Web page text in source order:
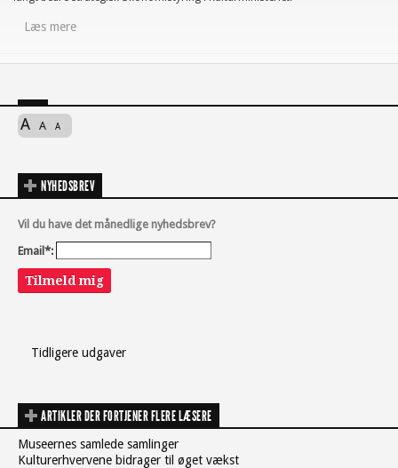
Læs mere
A A A
NYHEDSBREV
Vil du have det månedlige nyhedsbrev?
Email*:
Tilmeld mig
Tidligere udgaver
ARTIKLER DER FORTJENER FLERE LÆSERE
Museernes samlede samlinger
Kulturerhvervene bidrager til øget vækst